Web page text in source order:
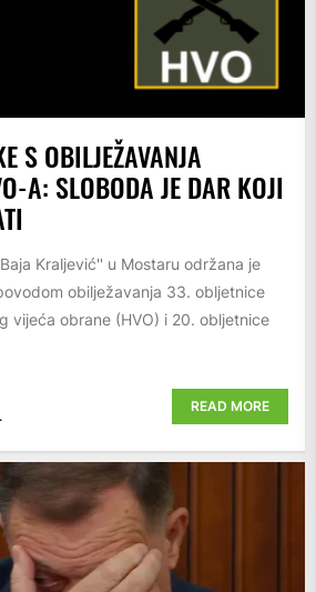
S OBILJEŽAVANJA
A: SLOBODA JE DAR KOJI
Kraljević'' u Mostaru održana je
obilježavanja 33. obljetnice
vijeća obrane (HVO) i 20. obljetnice
READ MORE